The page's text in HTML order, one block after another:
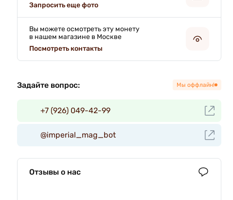
Запросить еще фото
Вы можете осмотреть эту монету
в нашем магазине в Москве
Посмотреть контакты
Задайте вопрос: Мы оффлайн!
+7 (926) 049-42-99
@imperial_mag_bot
Отзывы о нас